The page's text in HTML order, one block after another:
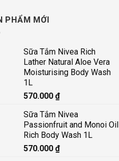
PHẨM MỚI
Sữa Tắm Nivea Rich
Lather Natural Aloe Vera
Moisturising Body Wash
1L
570.000 ₫
Sữa Tắm Nivea
Passionfruit and Monoi Oil
Rich Body Wash 1L
570.000 ₫